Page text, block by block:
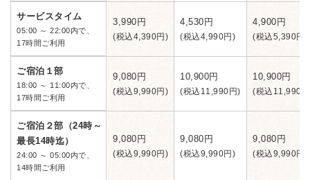
サービスタイム
05:00 ～ 22:00内で、
17時間ご利用
3,990円
(税込4,390円)
4,530円
(税込4,990円)
4,900円
(税込5,390円)
ご宿泊１部
18:00 ～ 11:00内で、
17時間ご利用
9,080円
(税込9,990円)
10,900円
(税込11,990円)
10,900円
(税込11,990
ご宿泊２部（24時～
最長14時迄）
24:00 ～ 05:00内で、
14時間ご利用
9,080円
(税込9,990円)
9,080円
(税込9,990円)
9,080円
(税込9,990円)